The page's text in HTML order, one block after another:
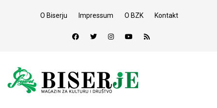
O Biserju Impressum O BZK Kontakt